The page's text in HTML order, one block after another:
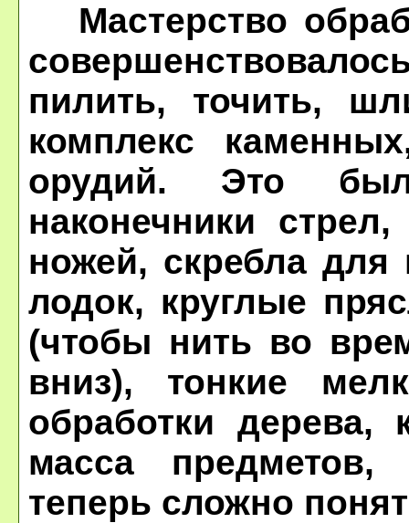
Мастерство
пилить, точить,
комплекс
орудий. Это
наконечники
ножей, скребла
лодок, круглые
(чтобы нить во
вниз), тонкие
обработки
масса предметов,
теперь сложно